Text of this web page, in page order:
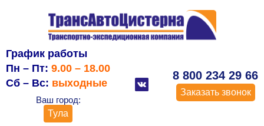
График работы
Пн – Пт: 9.00 – 18.00
Сб – Вс: выходные
Ваш город:
Тула
8 800 234 29 66
Заказать звонок